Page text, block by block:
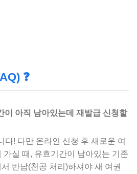
❓
이 아직 남아있는데 재발급 신청할
다! 다만 온라인 신청 후 새로운 여
가실 때, 유효기간이 남아있는 기존
반납(천공 처리)하셔야 새 여권